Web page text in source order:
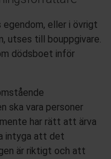
egendom, eller i övrigt
, utses till bouppgivare.
dödsboet inför
ska vara personer
har rätt att ärva
intyga att det
är riktigt och att